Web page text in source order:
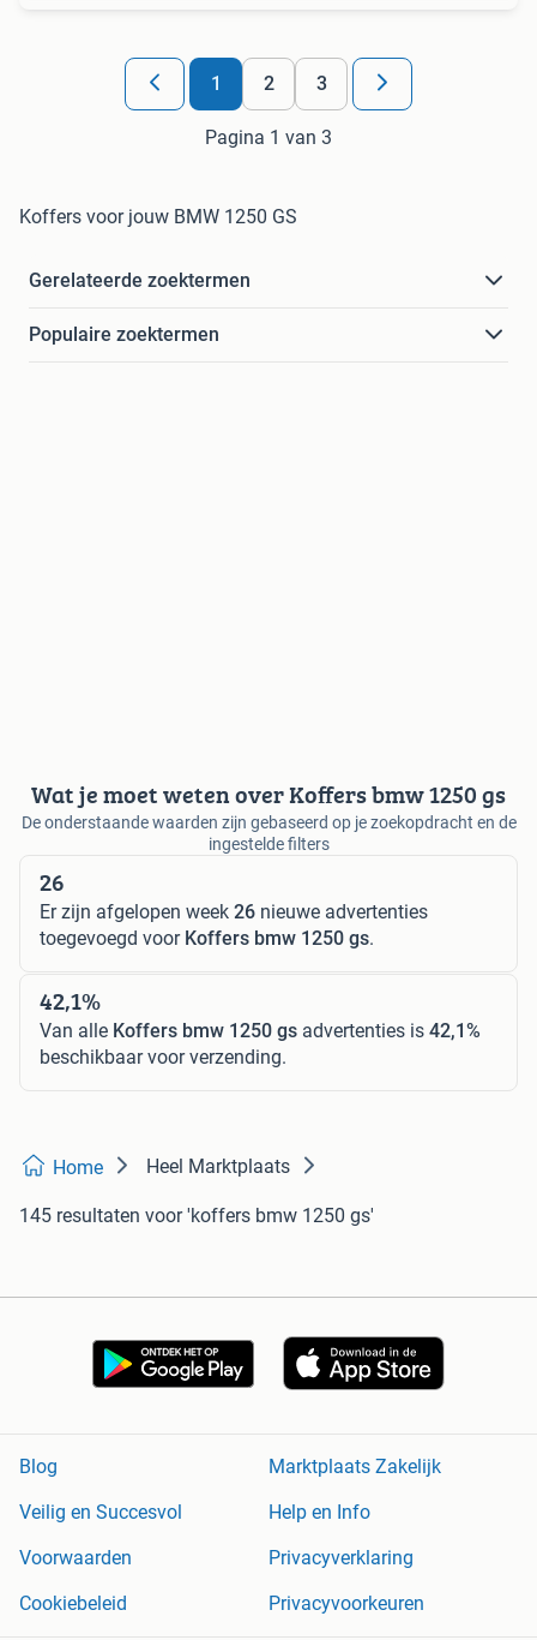
1 2 3
Pagina 1 van 3
Koffers voor jouw BMW 1250 GS
Gerelateerde zoektermen
Populaire zoektermen
Wat je moet weten over Koffers bmw 1250 gs
De onderstaande waarden zijn gebaseerd op je zoekopdracht en de
ingestelde filters
26
Er zijn afgelopen week 26 nieuwe advertenties
toegevoegd voor Koffers bmw 1250 gs.
42,1%
Van alle Koffers bmw 1250 gs advertenties is 42,1%
beschikbaar voor verzending.
Home Heel Marktplaats
145 resultaten voor 'koffers bmw 1250 gs'
Blog
Marktplaats Zakelijk
Veilig en Succesvol
Help en Info
Voorwaarden
Privacyverklaring
Cookiebeleid
Privacyvoorkeuren